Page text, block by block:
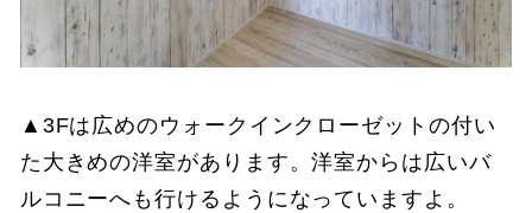
▲3Fは広めのウォークインクローゼットの付い
た大きめの洋室があります。洋室からは広いバ
ルコニーへも行けるようになっていますよ。